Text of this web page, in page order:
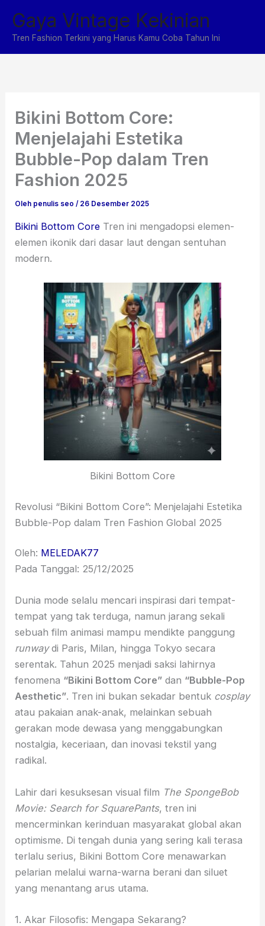
konten
Gaya Vintage Kekinian
Tren Fashion Terkini yang Harus Kamu Coba Tahun Ini
Bikini Bottom Core:
Menjelajahi Estetika
Bubble-Pop dalam Tren
Fashion 2025
Oleh penulis seo/ 26 Desember 2025
Bikini Bottom Core Tren ini mengadopsi elemen-
elemen ikonik dari dasar laut dengan sentuhan
modern.
Bikini Bottom Core
Revolusi “Bikini Bottom Core”: Menjelajahi Estetika
Bubble-Pop dalam Tren Fashion Global 2025
Oleh: MELEDAK77
Pada Tanggal: 25/12/2025
Dunia mode selalu mencari inspirasi dari tempat-
tempat yang tak terduga, namun jarang sekali
sebuah film animasi mampu mendikte panggung
runwaydi Paris, Milan, hingga Tokyo secara
serentak. Tahun 2025 menjadi saksi lahirnya
fenomena “Bikini Bottom Core” dan “Bubble-Pop
Aesthetic”. Tren ini bukan sekadar bentuk cosplay
atau pakaian anak-anak, melainkan sebuah
gerakan mode dewasa yang menggabungkan
nostalgia, keceriaan, dan inovasi tekstil yang
radikal.
Lahir dari kesuksesan visual film The SpongeBob
Movie: Search for SquarePants, tren ini
mencerminkan kerinduan masyarakat global akan
optimisme. Di tengah dunia yang sering kali terasa
terlalu serius, Bikini Bottom Core menawarkan
pelarian melalui warna-warna berani dan siluet
yang menantang arus utama.
1. Akar Filosofis: Mengapa Sekarang?